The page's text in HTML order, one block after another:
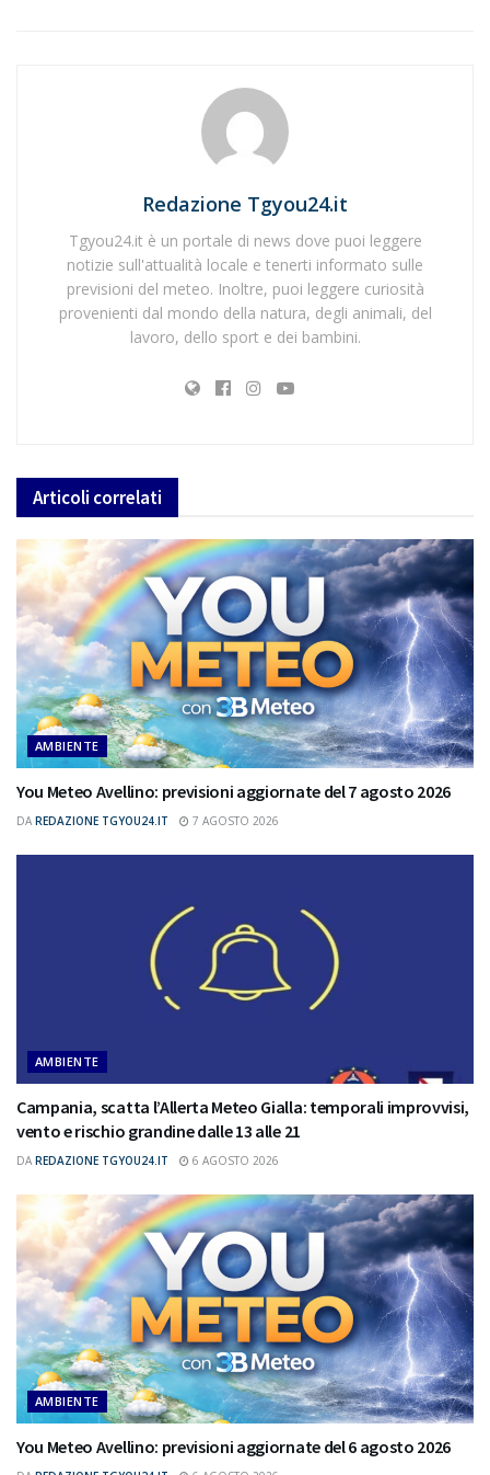
Redazione Tgyou24.it
Tgyou24.it è un portale di news dove puoi leggere
notizie sull'attualità locale e tenerti informato sulle
previsioni del meteo. Inoltre, puoi leggere curiosità
provenienti dal mondo della natura, degli animali, del
lavoro, dello sport e dei bambini.
Articoli correlati
AMBIENTE
You Meteo Avellino: previsioni aggiornate del 7 agosto 2026
DA REDAZIONE TGYOU24.IT 7 AGOSTO 2026
AMBIENTE
Campania, scatta l’Allerta Meteo Gialla: temporali improvvisi,
vento e rischio grandine dalle 13 alle 21
DA REDAZIONE TGYOU24.IT 6 AGOSTO 2026
AMBIENTE
You Meteo Avellino: previsioni aggiornate del 6 agosto 2026